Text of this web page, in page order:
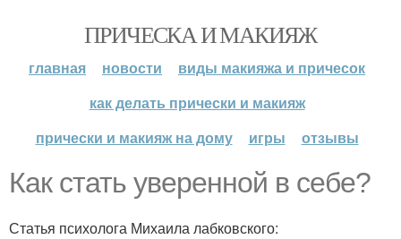
ПРИЧЕСКА И МАКИЯЖ
главная новости
виды макияжа и причесок
как делать прически и макияж
прически и макияж на дому
игры отзывы
Как стать уверенной в себе?
Статья психолога Михаила лабковского: